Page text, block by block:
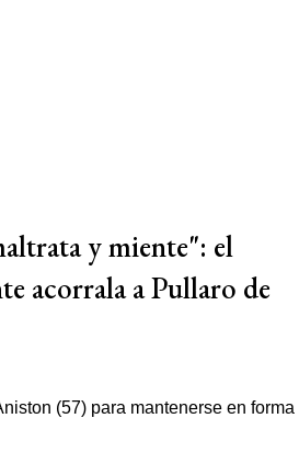
y miente": el
acorrala a Pullaro de